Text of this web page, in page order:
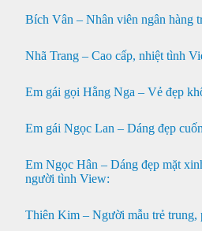
Bích Vân – Nhân viên ngân hàng
Nhã Trang – Cao cấp, nhiệt tình
Em gái gọi Hằng Nga – Vẻ đẹp
Em gái Ngọc Lan – Dáng đẹp
Em Ngọc Hân – Dáng đẹp mặt
người tình View:
Thiên Kim – Người mẫu trẻ trung,